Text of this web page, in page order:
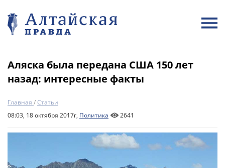
Аляска была передана США 150 лет
назад: интересные факты
Главная /Статьи
08:03, 18 октября 2017г, Политика 2641